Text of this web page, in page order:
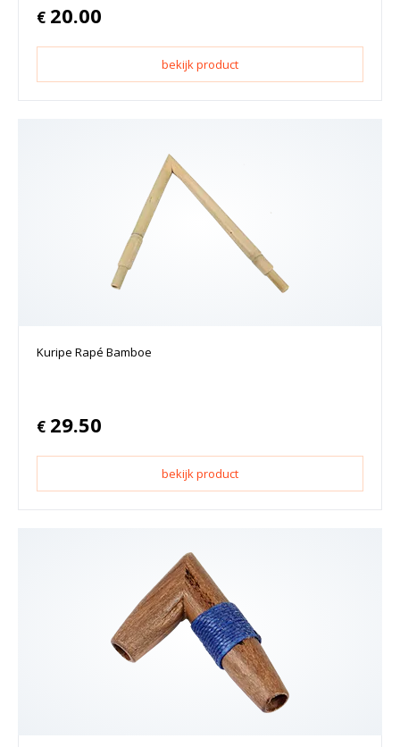
€ 20.00
bekijk product
Kuripe Rapé Bamboe
€ 29.50
bekijk product